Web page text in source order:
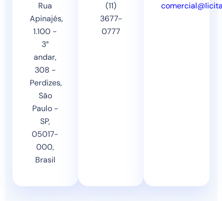
Rua
Apinajés,
1.100 -
3°
andar,
308 -
Perdizes,
São
Paulo -
SP,
05017-
000,
Brasil
(11)
3677-
0777